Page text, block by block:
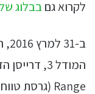
לקרוא גםבבלוג
ב-